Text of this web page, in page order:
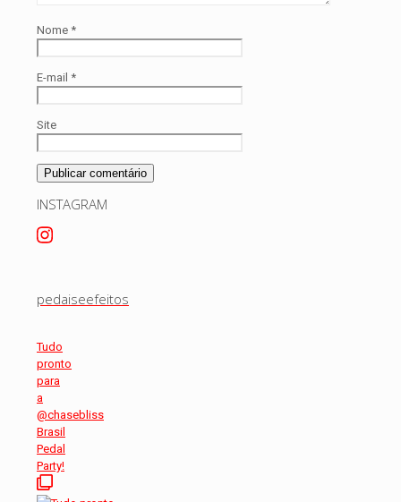
Nome *
E-mail *
Site
INSTAGRAM
pedaiseefeitos
Tudo
pronto
para
a
@chasebliss
Brasil
Pedal
Party!